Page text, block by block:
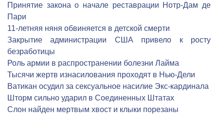
Принятие закона о начале реставрации Нотр-Дам де
Пари
11-летняя няня обвиняется в детской смерти
Закрытие администрации США привело к росту
безработицы
Роль армии в распространении болезни Лайма
Тысячи жертв изнасилования проходят в Нью-Дели
Ватикан осудил за сексуальное насилие Экс-кардинала
Шторм сильно ударил в Соединенных Штатах
Слон найден мертвым хвост и клыки порезаны